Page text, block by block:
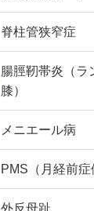
脊柱管狭窄症
腸脛靭帯炎（ラ
膝）
メニエール病
PMS（月経前症
外反母趾